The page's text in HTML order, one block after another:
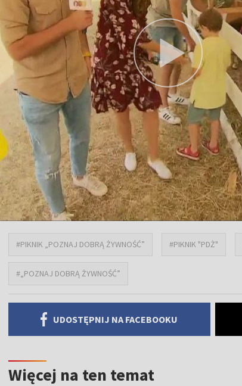
#PIKNIK „POZNAJ DOBRĄ ŻYWNOŚĆ” #PIKNIK "PDŻ"
#„POZNAJ DOBRĄ ŻYWNOŚĆ”
UDOSTĘPNIJ NA FACEBOOKU
Więcej na ten temat